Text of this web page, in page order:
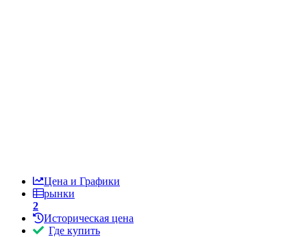
Цена и Графики
рынки
2
Историческая цена
Где купить